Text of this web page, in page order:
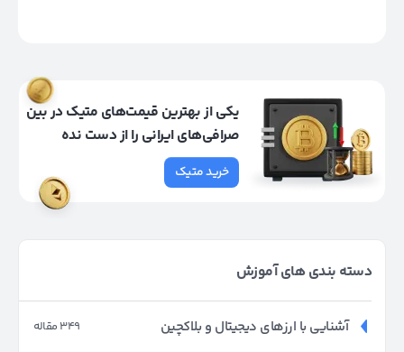
یکی از بهترین قیمت‌های متیک در بین
صرافی‌های ایرانی را از دست نده
خرید متیک
دسته بندی های آموزش
349 مقاله آشنایی با ارزهای دیجیتال و بلاکچین